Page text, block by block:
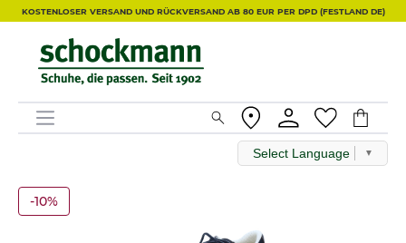
KOSTENLOSER VERSAND UND RÜCKVERSAND AB 80 EUR PER DPD (FESTLAND DE)
Select Language ▼
-10%